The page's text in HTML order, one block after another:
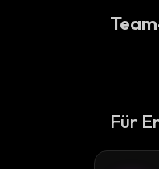
Für